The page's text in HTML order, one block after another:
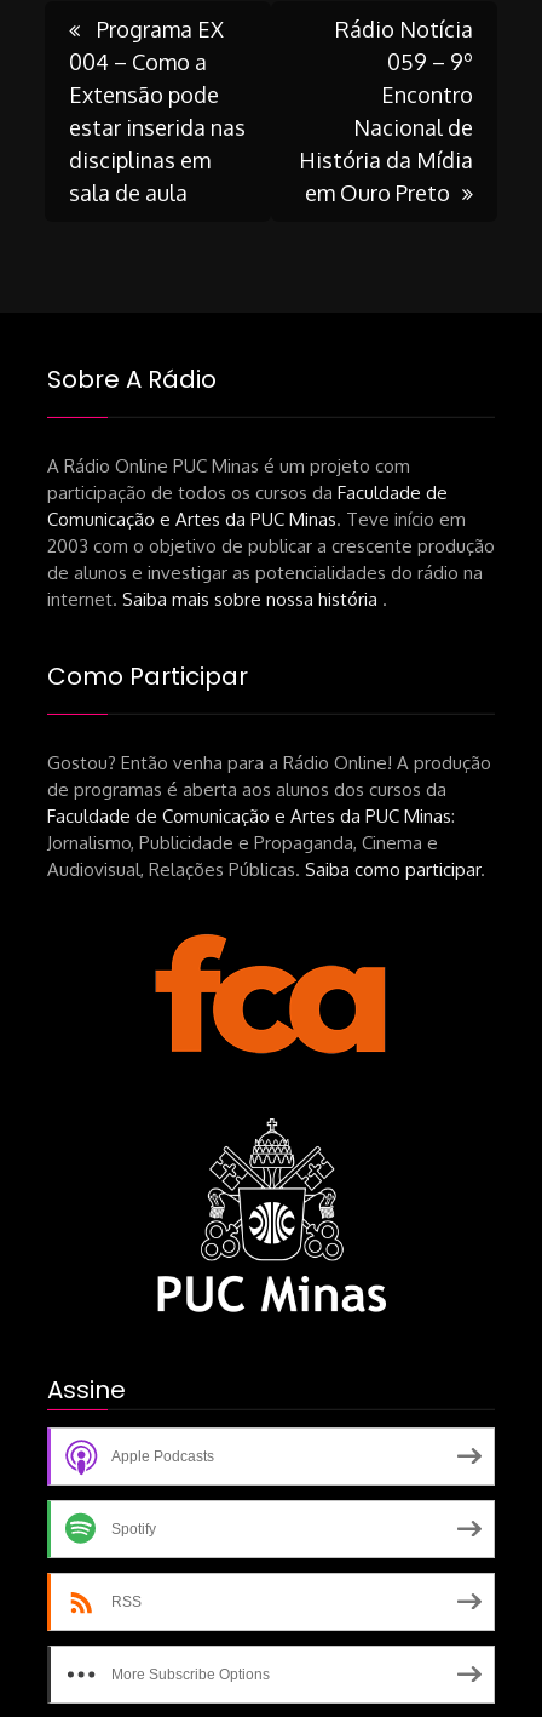
Post
navigation
Programa EX
004 – Como a
Extensão pode
estar inserida nas
disciplinas em
sala de aula
Rádio Notícia
059 – 9º
Encontro
Nacional de
História da Mídia
em Ouro Preto
Sobre A Rádio
A Rádio Online PUC Minas é um projeto com
participação de todos os cursos da Faculdade de
Comunicação e Artes da PUC Minas. Teve início em
2003 com o objetivo de publicar a crescente produção
de alunos e investigar as potencialidades do rádio na
internet. Saiba mais sobre nossa história .
Como Participar
Gostou? Então venha para a Rádio Online! A produção
de programas é aberta aos alunos dos cursos da
Faculdade de Comunicação e Artes da PUC Minas:
Jornalismo, Publicidade e Propaganda, Cinema e
Audiovisual, Relações Públicas. Saiba como participar.
Assine
Apple Podcasts
Spotify
RSS
More Subscribe Options